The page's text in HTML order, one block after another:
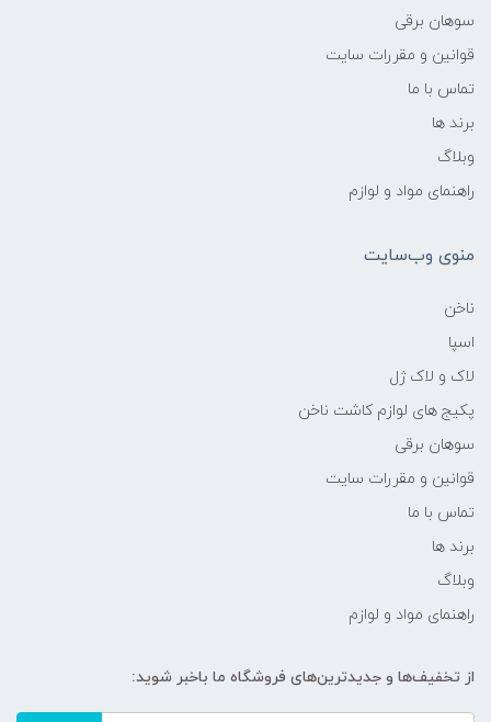
سوهان برقی
قوانین و مقررات سایت
تماس با ما
برند ها
وبلاگ
راهنمای مواد و لوازم
منوی وب‌سایت
ناخن
اسپا
لاک و لاک ژل
پکیج های لوازم کاشت ناخن
سوهان برقی
قوانین و مقررات سایت
تماس با ما
برند ها
وبلاگ
راهنمای مواد و لوازم
از تخفیف‌ها و جدیدترین‌های فروشگاه ما باخبر شوید: